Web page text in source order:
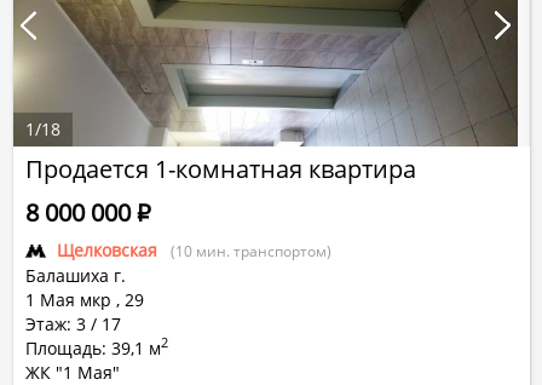
Продается 1-комнатная квартира
Щелковская (10 мин. транспортом)
Балашиха г.
1 Мая мкр , 29
Этаж: 3 / 17
Площадь: 39,1 м2
ЖК "1 Мая"
8 000 000Р
1/18